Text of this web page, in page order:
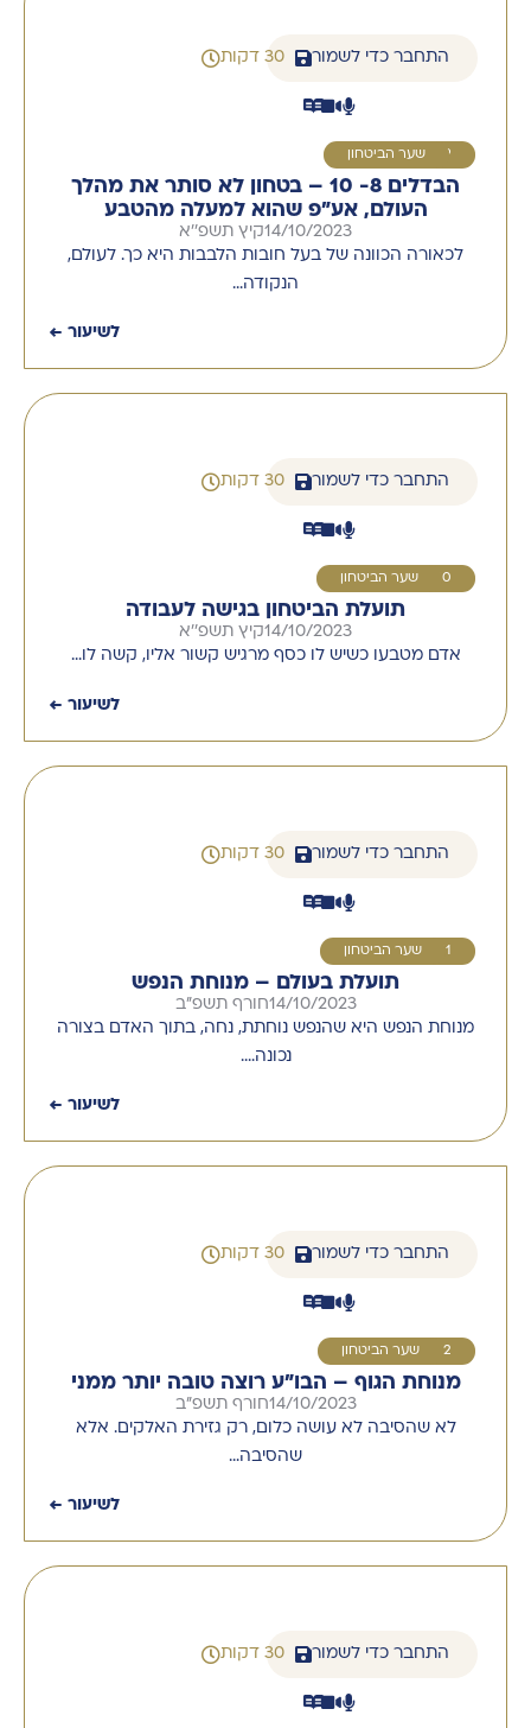
התחבר כדי לשמור 30 דקות
9 שער הביטחון
הבדלים 8- 10 – בטחון לא סותר את מהלך
העולם, אע"פ שהוא למעלה מהטבע
14/10/2023קיץ תשפ''א
לכאורה הכוונה של בעל חובות הלבבות היא כך. לעולם,
הנקודה…
לשיעור ←
התחבר כדי לשמור 30 דקות
10 שער הביטחון
תועלת הביטחון בגישה לעבודה
14/10/2023קיץ תשפ''א
אדם מטבעו כשיש לו כסף מרגיש קשור אליו, קשה לו…
לשיעור ←
התחבר כדי לשמור 30 דקות
11 שער הביטחון
תועלת בעולם – מנוחת הנפש
14/10/2023חורף תשפ''ב
מנוחת הנפש היא שהנפש נוחתת, נחה, בתוך האדם בצורה
נכונה….
לשיעור ←
התחבר כדי לשמור 30 דקות
12 שער הביטחון
מנוחת הגוף – הבו"ע רוצה טובה יותר ממני
14/10/2023חורף תשפ''ב
לא שהסיבה לא עושה כלום, רק גזירת האלקים. אלא
שהסיבה…
לשיעור ←
התחבר כדי לשמור 30 דקות